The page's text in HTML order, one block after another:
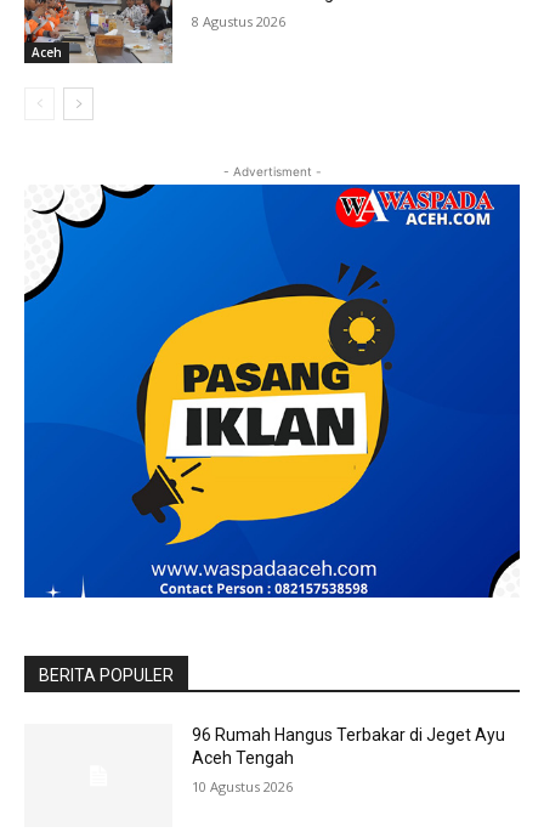
Aceh
8 Agustus 2026
- Advertisment -
BERITA POPULER
96 Rumah Hangus Terbakar di Jeget Ayu
Aceh Tengah
10 Agustus 2026